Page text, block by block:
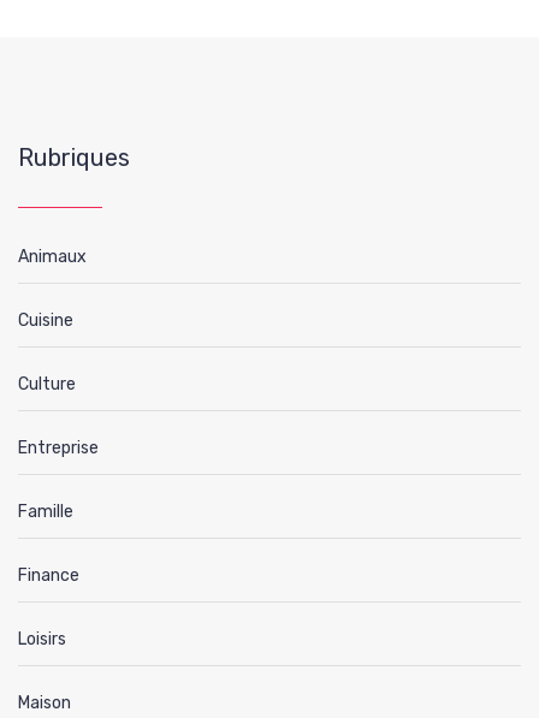
Rubriques
Animaux
Cuisine
Culture
Entreprise
Famille
Finance
Loisirs
Maison